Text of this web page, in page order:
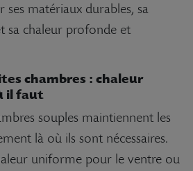
ses matériaux durables, sa
sa chaleur profonde et
chambres : chaleur
il faut
souples maintiennent les
là où ils sont nécessaires.
uniforme pour le ventre ou